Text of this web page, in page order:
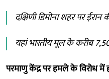
दक्षिणी डिमोना शहर पर
यहां भारतीय मूल के करीब
परमाणु केंद्र पर हमले के विरोध में